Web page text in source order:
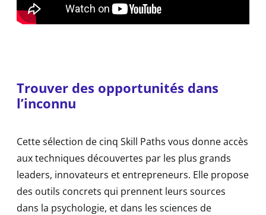
Trouver des opportunités dans
l’inconnu
Cette sélection de cinq Skill Paths vous donne accès
aux techniques découvertes par les plus grands
leaders, innovateurs et entrepreneurs. Elle propose
des outils concrets qui prennent leurs sources
dans la psychologie, et dans les sciences de